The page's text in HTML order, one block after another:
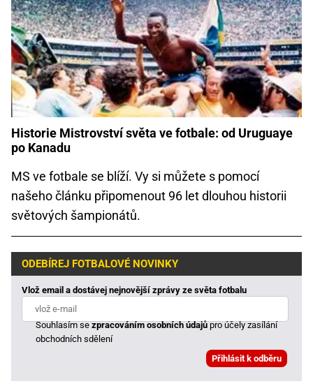
Historie Mistrovství světa ve fotbale: od Uruguaye
po Kanadu
MS ve fotbale se blíží. Vy si můžete s pomocí
našeho článku připomenout 96 let dlouhou historii
světových šampionátů.
ODEBÍREJ FOTBALOVÉ NOVINKY
Vlož email a dostávej nejnovější zprávy ze světa fotbalu
Souhlasím sezpracováním osobních údajůpro účely zasílání
obchodních sdělení